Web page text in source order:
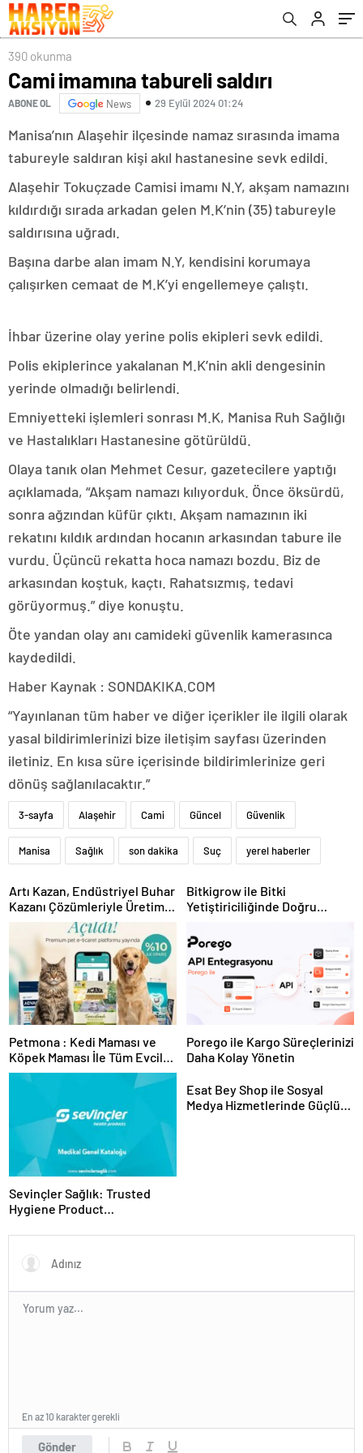
390 okunma
Cami imamına tabureli saldırı
ABONE OL News 29 Eylül 2024 01:24
Manisa’nın Alaşehir ilçesinde namaz sırasında imama
tabureyle saldıran kişi akıl hastanesine sevk edildi.
Alaşehir Tokuçzade Camisi imamı N.Y, akşam namazını
kıldırdığı sırada arkadan gelen M.K’nin (35) tabureyle
saldırısına uğradı.
Başına darbe alan imam N.Y, kendisini korumaya
çalışırken cemaat de M.K’yi engellemeye çalıştı.
İhbar üzerine olay yerine polis ekipleri sevk edildi.
Polis ekiplerince yakalanan M.K’nin akli dengesinin
yerinde olmadığı belirlendi.
Emniyetteki işlemleri sonrası M.K, Manisa Ruh Sağlığı
ve Hastalıkları Hastanesine götürüldü.
Olaya tanık olan Mehmet Cesur, gazetecilere yaptığı
açıklamada, “Akşam namazı kılıyorduk. Önce öksürdü,
sonra ağzından küfür çıktı. Akşam namazının iki
rekatını kıldık ardından hocanın arkasından tabure ile
vurdu. Üçüncü rekatta hoca namazı bozdu. Biz de
arkasından koştuk, kaçtı. Rahatsızmış, tedavi
görüyormuş.” diye konuştu.
Öte yandan olay anı camideki güvenlik kamerasınca
kaydedildi.
Haber Kaynak : SONDAKIKA.COM
“Yayınlanan tüm haber ve diğer içerikler ile ilgili olarak
yasal bildirimlerinizi bize iletişim sayfası üzerinden
iletiniz. En kısa süre içerisinde bildirimlerinize geri
dönüş sağlanılacaktır.”
3-sayfa Alaşehir Cami Güncel Güvenlik
Manisa Sağlık son dakika Suç yerel haberler
Artı Kazan, Endüstriyel Buhar
Kazanı Çözümleriyle Üretim
Tesislerine Verimli Sistemler
Sunuyor
Bitkigrow ile Bitki
Yetiştiriciliğinde Doğru
Petmona : Kedi Maması ve
Köpek Maması İle Tüm Evcil
Hayvan Ürünleri
Porego ile Kargo Süreçlerinizi
Daha Kolay Yönetin
Sevinçler Sağlık: Trusted
Hygiene Product
Esat Bey Shop ile Sosyal
Medya Hizmetlerinde Güçlü
Gönder
En az 10 karakter gerekli